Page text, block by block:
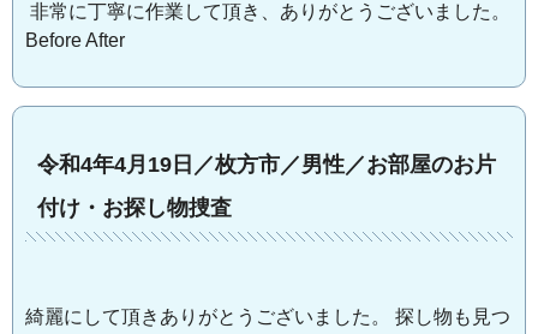
非常に丁寧に作業して頂き、ありがとうございました。
Before After
令和4年4月19日／枚方市／男性／お部屋のお片
付け・お探し物捜査
綺麗にして頂きありがとうございました。 探し物も見つ